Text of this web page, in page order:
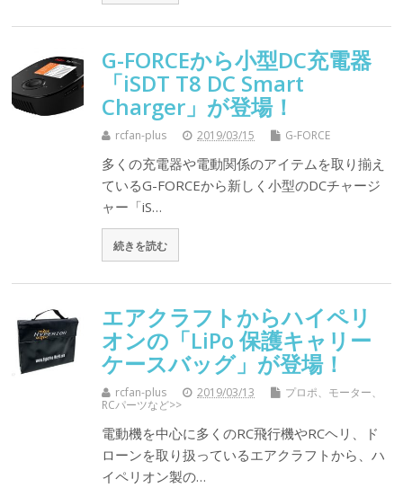
G-FORCEから小型DC充電器
「iSDT T8 DC Smart
Charger」が登場！
rcfan-plus 2019/03/15 G-FORCE
多くの充電器や電動関係のアイテムを取り揃え
ているG-FORCEから新しく小型のDCチャージ
ャー「iS…
続きを読む
エアクラフトからハイペリ
オンの「LiPo 保護キャリー
ケースバッグ」が登場！
rcfan-plus 2019/03/13
プロポ、モーター、
RCパーツなど>>
電動機を中心に多くのRC飛行機やRCヘリ、ド
ローンを取り扱っているエアクラフトから、ハ
イペリオン製の…